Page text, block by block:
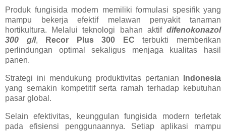
Produk fungisida modern memiliki formulasi spesifik yang
mampu bekerja efektif melawan penyakit tanaman
hortikultura. Melalui teknologi bahan aktif difenokonazol
300 g/l, Recor Plus 300 EC terbukti memberikan
perlindungan optimal sekaligus menjaga kualitas hasil
panen.
Strategi ini mendukung produktivitas pertanian
Indonesia
yang semakin kompetitif serta ramah terhadap kebutuhan
pasar global.
Selain efektivitas, keunggulan fungisida modern terletak
pada efisiensi penggunaannya. Setiap aplikasi mampu